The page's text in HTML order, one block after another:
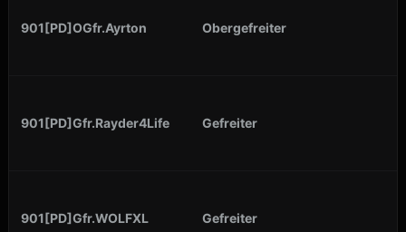
901[PD]OGfr.Ayrton Obergefreiter
901[PD]Gfr.Rayder4Life Gefreiter
901[PD]Gfr.WOLFXL Gefreiter